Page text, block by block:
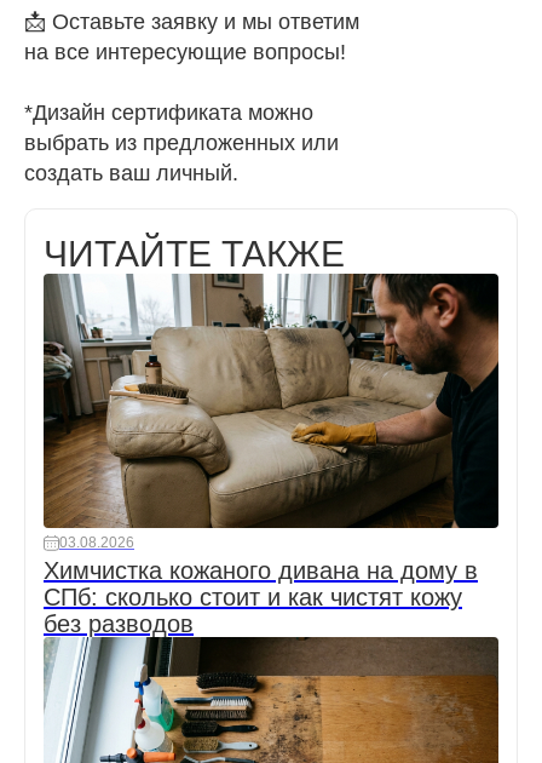
📩 Оставьте заявку и мы ответим
на все интересующие вопросы!
*Дизайн сертификата можно
выбрать из предложенных или
создать ваш личный.
ЧИТАЙТЕ ТАКЖЕ
03.08.2026
Химчистка кожаного дивана на дому в
СПб: сколько стоит и как чистят кожу
без разводов